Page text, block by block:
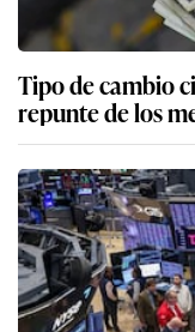
Tipo de cambio
repunte de los